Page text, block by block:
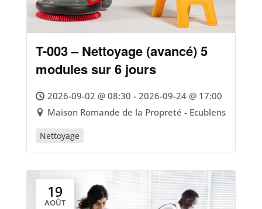
T-003 – Nettoyage (avancé) 5
modules sur 6 jours
2026-09-02 @ 08:30 - 2026-09-24 @ 17:00
Maison Romande de la Propreté - Ecublens
Nettoyage
19
AOÛT